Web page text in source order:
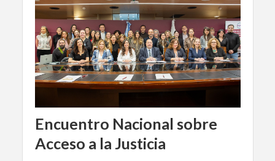
Encuentro Nacional sobre
Acceso a la Justicia